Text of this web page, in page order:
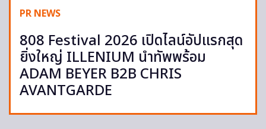
PR NEWS
808 Festival 2026 เปิดไลน์อัปแรกสุด
ยิ่งใหญ่ ILLENIUM นำทัพพร้อม
ADAM BEYER B2B CHRIS
AVANTGARDE